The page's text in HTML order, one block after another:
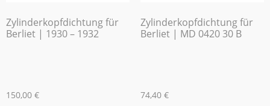
Zylinderkopfdichtung für
Berliet | 1930 – 1932
150,00 €
Zylinderkopfdichtung für
Berliet | MD 0420 30 B
74,40 €